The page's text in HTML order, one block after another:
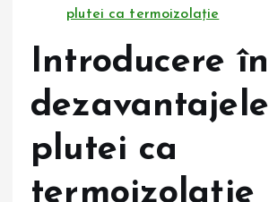
plutei ca termoizolație
Introducere în
dezavantajele
plutei ca
termoizolație